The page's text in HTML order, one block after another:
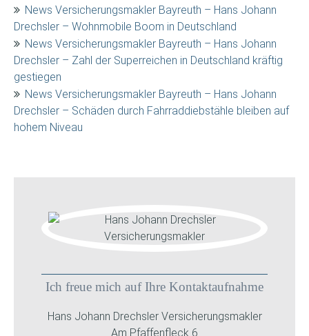
News Versicherungsmakler Bayreuth – Hans Johann
Drechsler – Wohnmobile Boom in Deutschland
News Versicherungsmakler Bayreuth – Hans Johann
Drechsler – Zahl der Superreichen in Deutschland kräftig
gestiegen
News Versicherungsmakler Bayreuth – Hans Johann
Drechsler – Schäden durch Fahrraddiebstähle bleiben auf
hohem Niveau
Ich freue mich auf Ihre Kontaktaufnahme
Hans Johann Drechsler Versicherungsmakler
Am Pfaffenfleck 6